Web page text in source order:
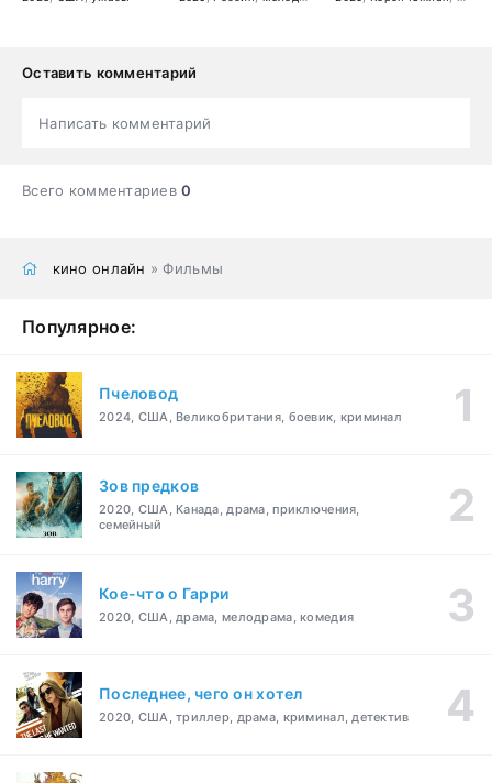
Оставить комментарий
Написать комментарий
Всего комментариев0
кино онлайн » Фильмы
Популярное:
Пчеловод
2024, США, Великобритания, боевик, криминал
Зов предков
2020, США, Канада, драма, приключения,
семейный
Кое-что о Гарри
2020, США, драма, мелодрама, комедия
Последнее, чего он хотел
2020, США, триллер, драма, криминал, детектив